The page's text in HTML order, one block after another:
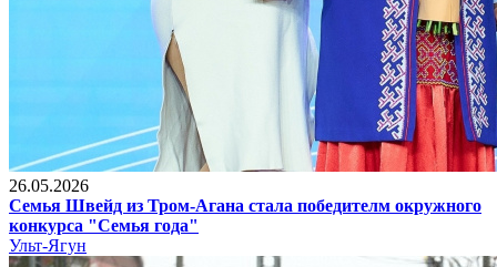
26.05.2026
Семья Швейд из Тром-Агана стала победителм окружного
конкурса "Семья года"
Ульт-Ягун